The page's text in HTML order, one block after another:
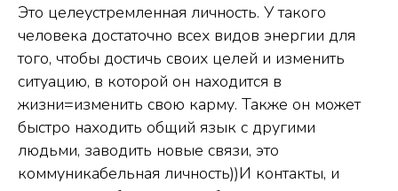
Это целеустремленная личность. У такого
человека достаточно всех видов энергии для
того, чтобы достичь своих целей и изменить
ситуацию, в которой он находится в
жизни=изменить свою карму. Также он может
быстро находить общий язык с другими
людьми, заводить новые связи, это
коммуникабельная личность))И контакты, и